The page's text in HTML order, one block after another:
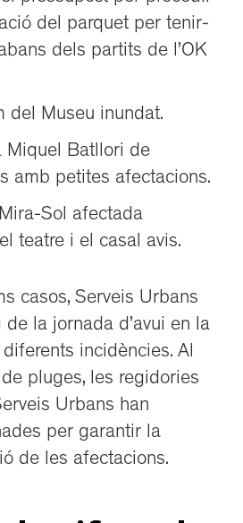
del parquet per tenir-
dels partits de l’OK
del Museu inundat.
Miquel Batllori de
amb petites afectacions.
Sol afectada
teatre i el casal avis.
casos, Serveis Urbans
la jornada d’avui en la
incidències. Al
pluges, les regidories
Urbans han
per garantir la
de les afectacions.